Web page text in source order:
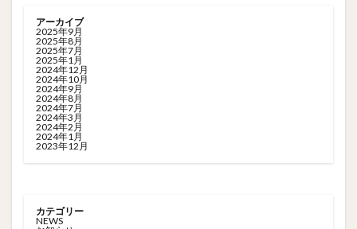
アーカイブ
2025年9月
2025年8月
2025年7月
2025年1月
2024年12月
2024年10月
2024年9月
2024年8月
2024年7月
2024年3月
2024年2月
2024年1月
2023年12月
カテゴリー
NEWS